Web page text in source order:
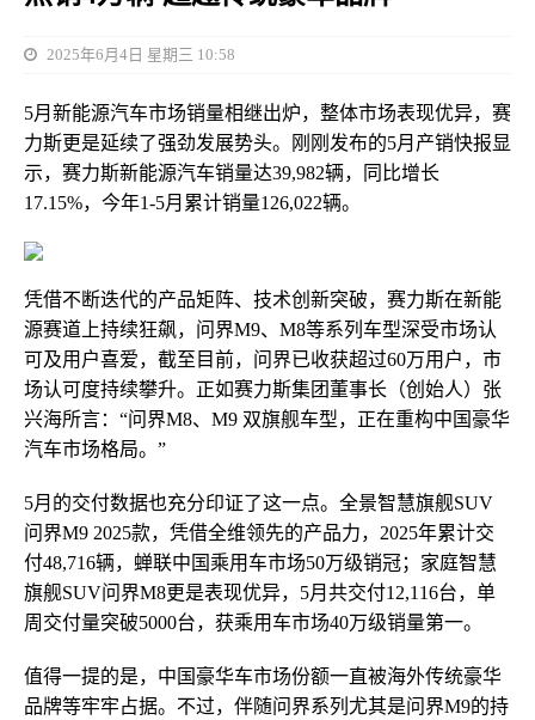
2025年6月4日 星期三 10:58
5月新能源汽车市场销量相继出炉，整体市场表现优异，赛
力斯更是延续了强劲发展势头。刚刚发布的5月产销快报显
示，赛力斯新能源汽车销量达39,982辆，同比增长
17.15%，今年1-5月累计销量126,022辆。
凭借不断迭代的产品矩阵、技术创新突破，赛力斯在新能
源赛道上持续狂飙，问界M9、M8等系列车型深受市场认
可及用户喜爱，截至目前，问界已收获超过60万用户，市
场认可度持续攀升。正如赛力斯集团董事长（创始人）张
兴海所言：“问界M8、M9 双旗舰车型，正在重构中国豪华
汽车市场格局。”
5月的交付数据也充分印证了这一点。全景智慧旗舰SUV
问界M9 2025款，凭借全维领先的产品力，2025年累计交
付48,716辆，蝉联中国乘用车市场50万级销冠；家庭智慧
旗舰SUV问界M8更是表现优异，5月共交付12,116台，单
周交付量突破5000台，获乘用车市场40万级销量第一。
值得一提的是，中国豪华车市场份额一直被海外传统豪华
品牌等牢牢占据。不过，伴随问界系列尤其是问界M9的持